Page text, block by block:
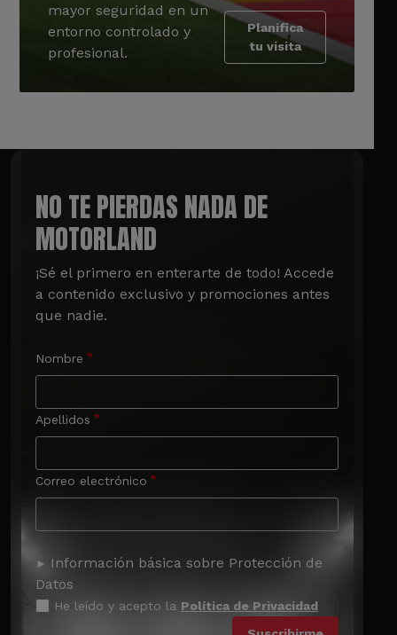
mayor seguridad en un
entorno controlado y
profesional.
Planifica
tu visita
NO TE PIERDAS NADA DE
MOTORLAND
¡Sé el primero en enterarte de todo! Accede
a contenido exclusivo y promociones antes
que nadie.
Nombre
Apellidos
Correo electrónico
Información básica sobre Protección de
Datos
He leído y acepto la Política de Privacidad